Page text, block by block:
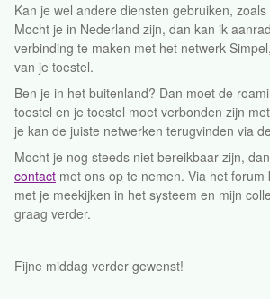
Kan je wel andere diensten gebruiken, zoals
Mocht je in Nederland zijn, dan kan ik
verbinding te maken met het netwerk
van je toestel.
Ben je in het buitenland? Dan moet de
toestel en je toestel moet verbonden zijn
je kan de juiste netwerken terugvinden via
Mocht je nog steeds niet bereikbaar zijn,
contact met ons op te nemen. Via het forum
met je meekijken in het systeem en mijn
graag verder.
Fijne middag verder gewenst!